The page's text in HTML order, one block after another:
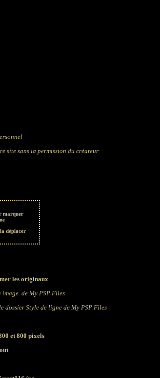
site sans la permission du créateur
marquer
déplacer
les originaux
image de My PSP Files
dossier Style de ligne de My PSP Files
et 800 pixels